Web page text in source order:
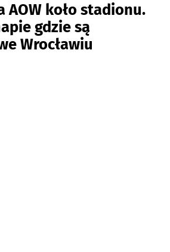
AOW koło stadionu.
gdzie są
Wrocławiu